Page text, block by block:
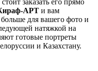
заказать его прямо
АРТ и вам
для вашего фото и
натяжкой на
готовые портреты
и Казахстану.